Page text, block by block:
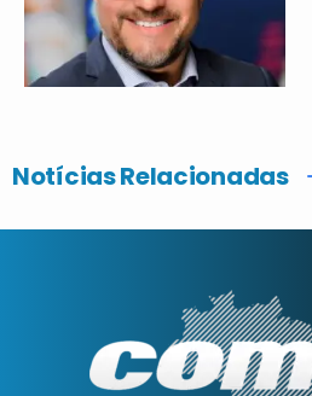
Notícias Relacionadas